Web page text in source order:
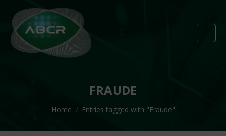
FRAUDE
You are here:
Home Entries tagged with "Fraude"